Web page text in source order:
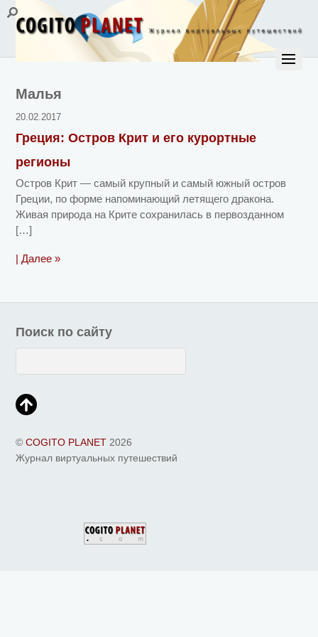
Малья
20.02.2017
Греция: Остров Крит и его курортные
регионы
Остров Крит — самый крупный и самый южный остров
Греции, по форме напоминающий летящего дракона.
Живая природа на Крите сохранилась в первозданном
[…]
| Далее »
Поиск по сайту
©COGITO PLANET 2026
Журнал виртуальных путешествий